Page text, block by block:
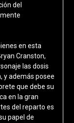
del
en esta
Cranston,
las dosis
y además posee
que debe su
en la gran
del reparto es
papel de